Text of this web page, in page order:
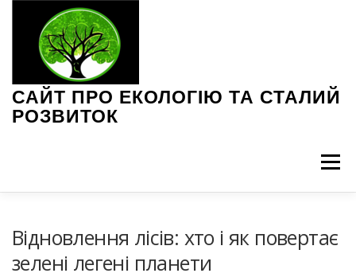
САЙТ ПРО ЕКОЛОГІЮ ТА СТАЛИЙ
РОЗВИТОК
Меню
Відновлення лісів: хто і як повертає
зелені легені планети